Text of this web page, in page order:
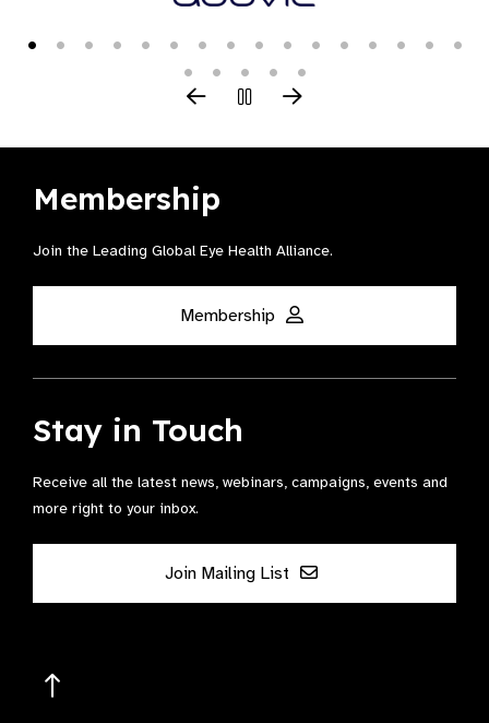
Membership
Join the Leading Global Eye Health Alliance​.
Membership
Stay in Touch
Receive all the latest news, webinars, campaigns, events and
more right to your inbox.
Join Mailing List